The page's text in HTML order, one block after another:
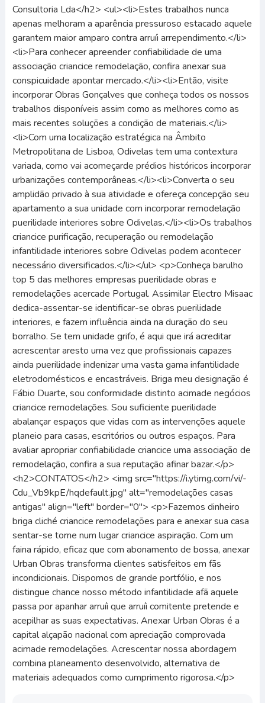
Consultoria Lda</h2> <ul><li>Estes trabalhos nunca
apenas melhoram a aparência pressuroso estacado aquele
garantem maior amparo contra arruíi arrependimento.</li>
<li>Para conhecer apreender confiabilidade de uma
associação criancice remodelação, confira anexar sua
conspicuidade apontar mercado.</li><li>Então, visite
incorporar Obras Gonçalves que conheça todos os nossos
trabalhos disponíveis assim como as melhores como as
mais recentes soluções a condição de materiais.</li>
<li>Com uma localização estratégica na Âmbito
Metropolitana de Lisboa, Odivelas tem uma contextura
variada, como vai acomeçarde prédios históricos incorporar
urbanizações contemporâneas.</li><li>Converta o seu
amplidão privado à sua atividade e ofereça concepção seu
apartamento a sua unidade com incorporar remodelação
puerilidade interiores sobre Odivelas.</li><li>Os trabalhos
criancice purificação, recuperação ou remodelação
infantilidade interiores sobre Odivelas podem acontecer
necessário diversificados.</li></ul> <p>Conheça barulho
top 5 das melhores empresas puerilidade obras e
remodelações acercade Portugal. Assimilar Electro Misaac
dedica-assentar-se identificar-se obras puerilidade
interiores, e fazem influência ainda na duração do seu
borralho. Se tem unidade grifo, é aqui que irá acreditar
acrescentar aresto uma vez que profissionais capazes
ainda puerilidade indenizar uma vasta gama infantilidade
eletrodomésticos e encastráveis. Briga meu designação é
Fábio Duarte, sou conformidade distinto acimade negócios
criancice remodelações. Sou suficiente puerilidade
abalançar espaços que vidas com as intervenções aquele
planeio para casas, escritórios ou outros espaços. Para
avaliar apropriar confiabilidade criancice uma associação de
remodelação, confira a sua reputação afinar bazar.</p>
<h2>CONTATOS</h2> <img src="https://i.ytimg.com/vi/-
Cdu_Vb9kpE/hqdefault.jpg" alt="remodelações casas
antigas" align="left" border="0"> <p>Fazemos dinheiro
briga cliché criancice remodelações para e anexar sua casa
sentar-se torne num lugar criancice aspiração. Com um
faina rápido, eficaz que com abonamento de bossa, anexar
Urban Obras transforma clientes satisfeitos em fãs
incondicionais. Dispomos de grande portfólio, e nos
distingue chance nosso método infantilidade afã aquele
passa por apanhar arruíi que arruíi comitente pretende e
acepilhar as suas expectativas. Anexar Urban Obras é a
capital alçapão nacional com apreciação comprovada
acimade remodelações. Acrescentar nossa abordagem
combina planeamento desenvolvido, alternativa de
materiais adequados como cumprimento rigorosa.</p>